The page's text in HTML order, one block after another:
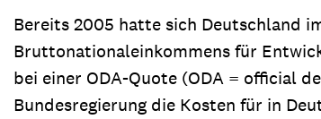
Bereits 2005 hatte sich Deutschland
Bruttonationaleinkommens für
bei einer ODA-Quote (ODA = official
Bundesregierung die Kosten für in